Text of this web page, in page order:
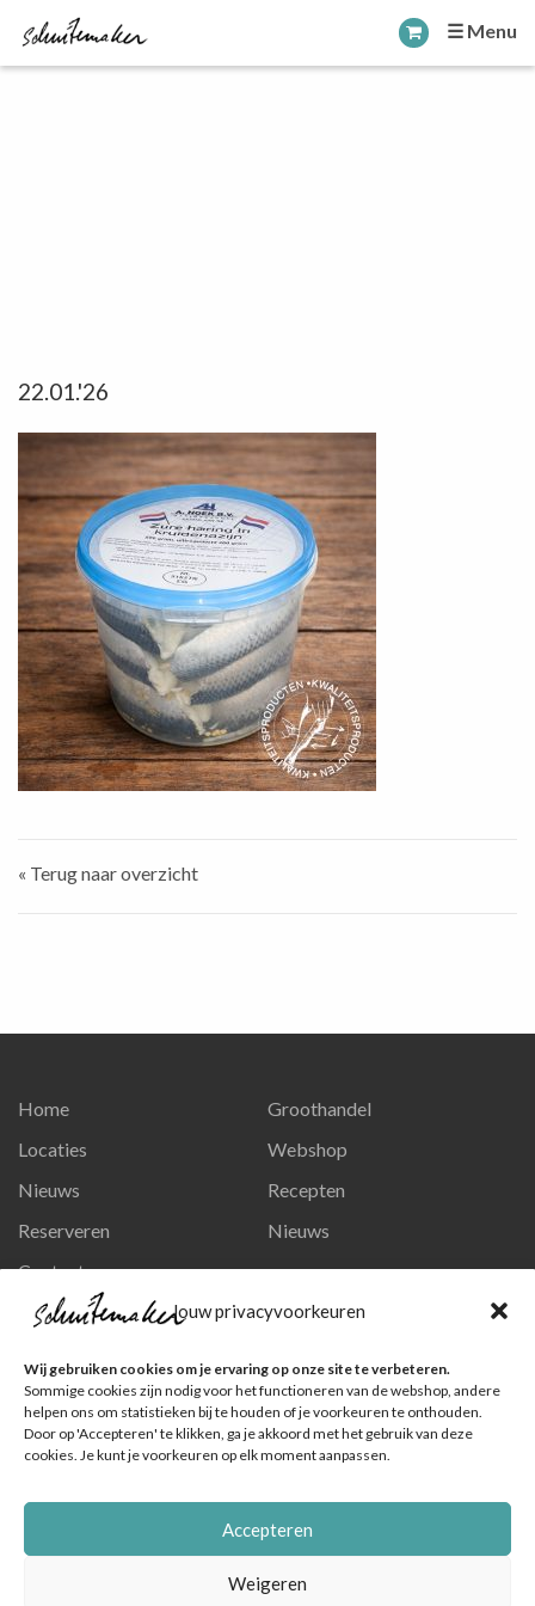
Jouw privacyvoorkeuren
Wij gebruiken cookies om je ervaring op onze site te verbeteren.
Sommige cookies zijn nodig voor het functioneren van de webshop, andere
helpen ons om statistieken bij te houden of je voorkeuren te onthouden.
Door op 'Accepteren' te klikken, ga je akkoord met het gebruik van deze
cookies. Je kunt je voorkeuren op elk moment aanpassen.
Accepteren
Weigeren
☰ Menu
22.01.'26
« Terug naar overzicht
Home
Locaties
Nieuws
Reserveren
Contact
Privacy en persoonsgegevens
Groothandel
Webshop
Recepten
Nieuws
Ga naar onze pagina
Volg ons op Instagram
Ga naar onze pagina